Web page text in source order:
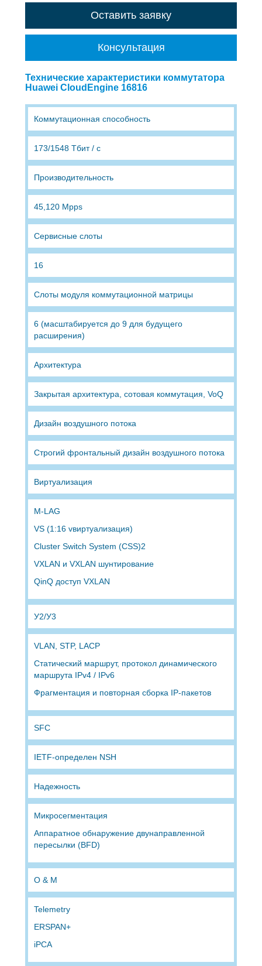
Оставить заявку
Консультация
Технические характеристики коммутатора
Huawei CloudEngine 16816
Коммутационная способность
173/1548 Тбит / с
Производительность
45,120 Mpps
Сервисные слоты
16
Слоты модуля коммутационной матрицы
6 (масштабируется до 9 для будущего
расширения)
Архитектура
Закрытая архитектура, сотовая коммутация, VoQ
Дизайн воздушного потока
Строгий фронтальный дизайн воздушного потока
Виртуализация
M-LAG
VS (1:16 vвиртуализация)
Cluster Switch System (CSS)2
VXLAN и VXLAN шунтирование
QinQ доступ VXLAN
У2/У3
VLAN, STP, LACP
Статический маршрут, протокол динамического
маршрута IPv4 / IPv6
Фрагментация и повторная сборка IP-пакетов
SFC
IETF-определен NSH
Надежность
Микросегментация
Аппаратное обнаружение двунаправленной
пересылки (BFD)
O & M
Telemetry
ERSPAN+
iPCA